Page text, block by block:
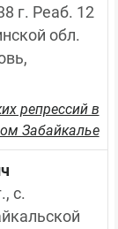
г. Реаб. 12
обл.
репрессий в
Забайкалье
с.